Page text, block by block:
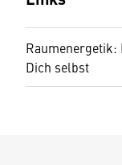
Raumenergetik:
Dich selbst